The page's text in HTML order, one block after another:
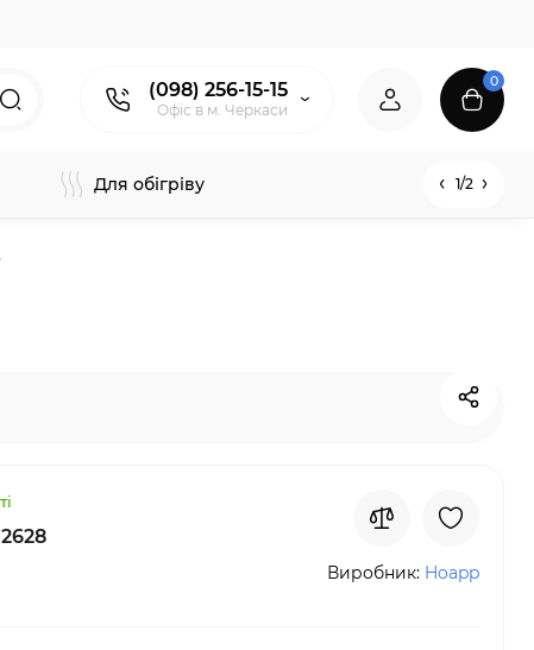
(098) 256-15-15
Офіс в м. Черкаси
0
Для обігріву 1/2
2628
Виробник: Hoapp